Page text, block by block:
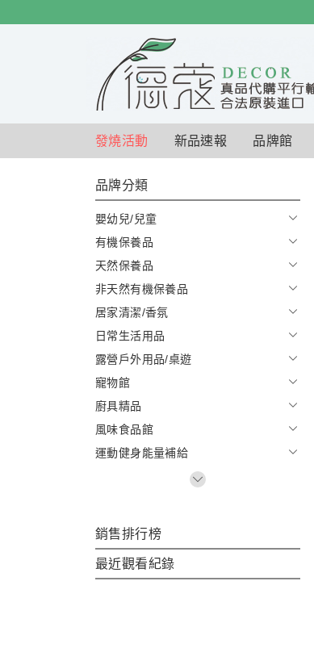
$
$
時 特賣
發燒活動 新品速報 品牌館
品牌分類
嬰幼兒/兒童
有機保養品
天然保養品
非天然有機保養品
居家清潔/香氛
日常生活用品
露營戶外用品/桌遊
寵物館
廚具精品
風味食品館
運動健身能量補給
銷售排行榜
最近觀看紀錄